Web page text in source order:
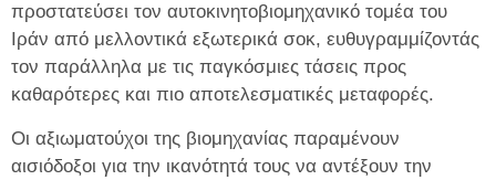
προστατεύσει τον αυτοκινητοβιομηχανικό τομέα του
Ιράν από μελλοντικά εξωτερικά σοκ, ευθυγραμμίζοντάς
τον παράλληλα με τις παγκόσμιες τάσεις προς
καθαρότερες και πιο αποτελεσματικές μεταφορές.
Οι αξιωματούχοι της βιομηχανίας παραμένουν
αισιόδοξοι για την ικανότητά τους να αντέξουν την